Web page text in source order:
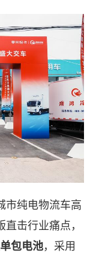
市纯电物流车高
击行业痛点，
包电池，采用